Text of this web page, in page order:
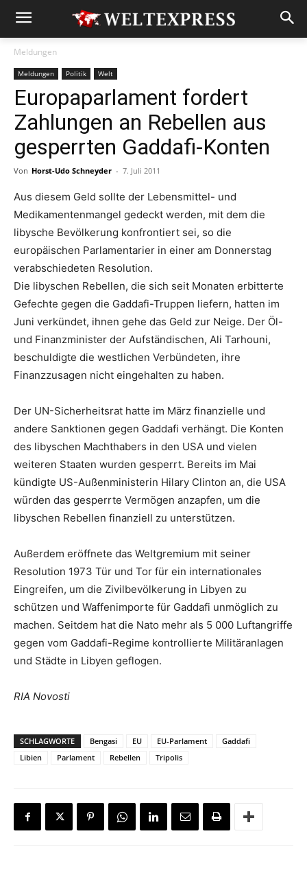
Meldungen
Meldungen Politik Welt
Europaparlament fordert
Zahlungen an Rebellen aus
gesperrten Gaddafi-Konten
Von Horst-Udo Schneyder - 7. Juli 2011
Aus diesem Geld sollte der Lebensmittel- und
Medikamentenmangel gedeckt werden, mit dem die
libysche Bevölkerung konfrontiert sei, so die
europäischen Parlamentarier in einer am Donnerstag
verabschiedeten Resolution.
Die libyschen Rebellen, die sich seit Monaten erbitterte
Gefechte gegen die Gaddafi-Truppen liefern, hatten im
Juni verkündet, ihnen gehe das Geld zur Neige. Der Öl-
und Finanzminister der Aufständischen, Ali Tarhouni,
beschuldigte die westlichen Verbündeten, ihre
Finanzzusagen nicht eingehalten zu haben.
Der UN-Sicherheitsrat hatte im März finanzielle und
andere Sanktionen gegen Gaddafi verhängt. Die Konten
des libyschen Machthabers in den USA und vielen
weiteren Staaten wurden gesperrt. Bereits im Mai
kündigte US-Außenministerin Hilary Clinton an, die USA
würden das gesperrte Vermögen anzapfen, um die
libyschen Rebellen finanziell zu unterstützen.
Außerdem eröffnete das Weltgremium mit seiner
Resolution 1973 Tür und Tor für ein internationales
Eingreifen, um die Zivilbevölkerung in Libyen zu
schützen und Waffenimporte für Gaddafi unmöglich zu
machen. Seitdem hat die Nato mehr als 5 000 Luftangriffe
gegen vom Gaddafi-Regime kontrollierte Militäranlagen
und Städte in Libyen geflogen.
RIA Novosti
SCHLAGWORTE Bengasi EU EU-Parlament
Gaddafi
Libien
Parlament Rebellen Tripolis